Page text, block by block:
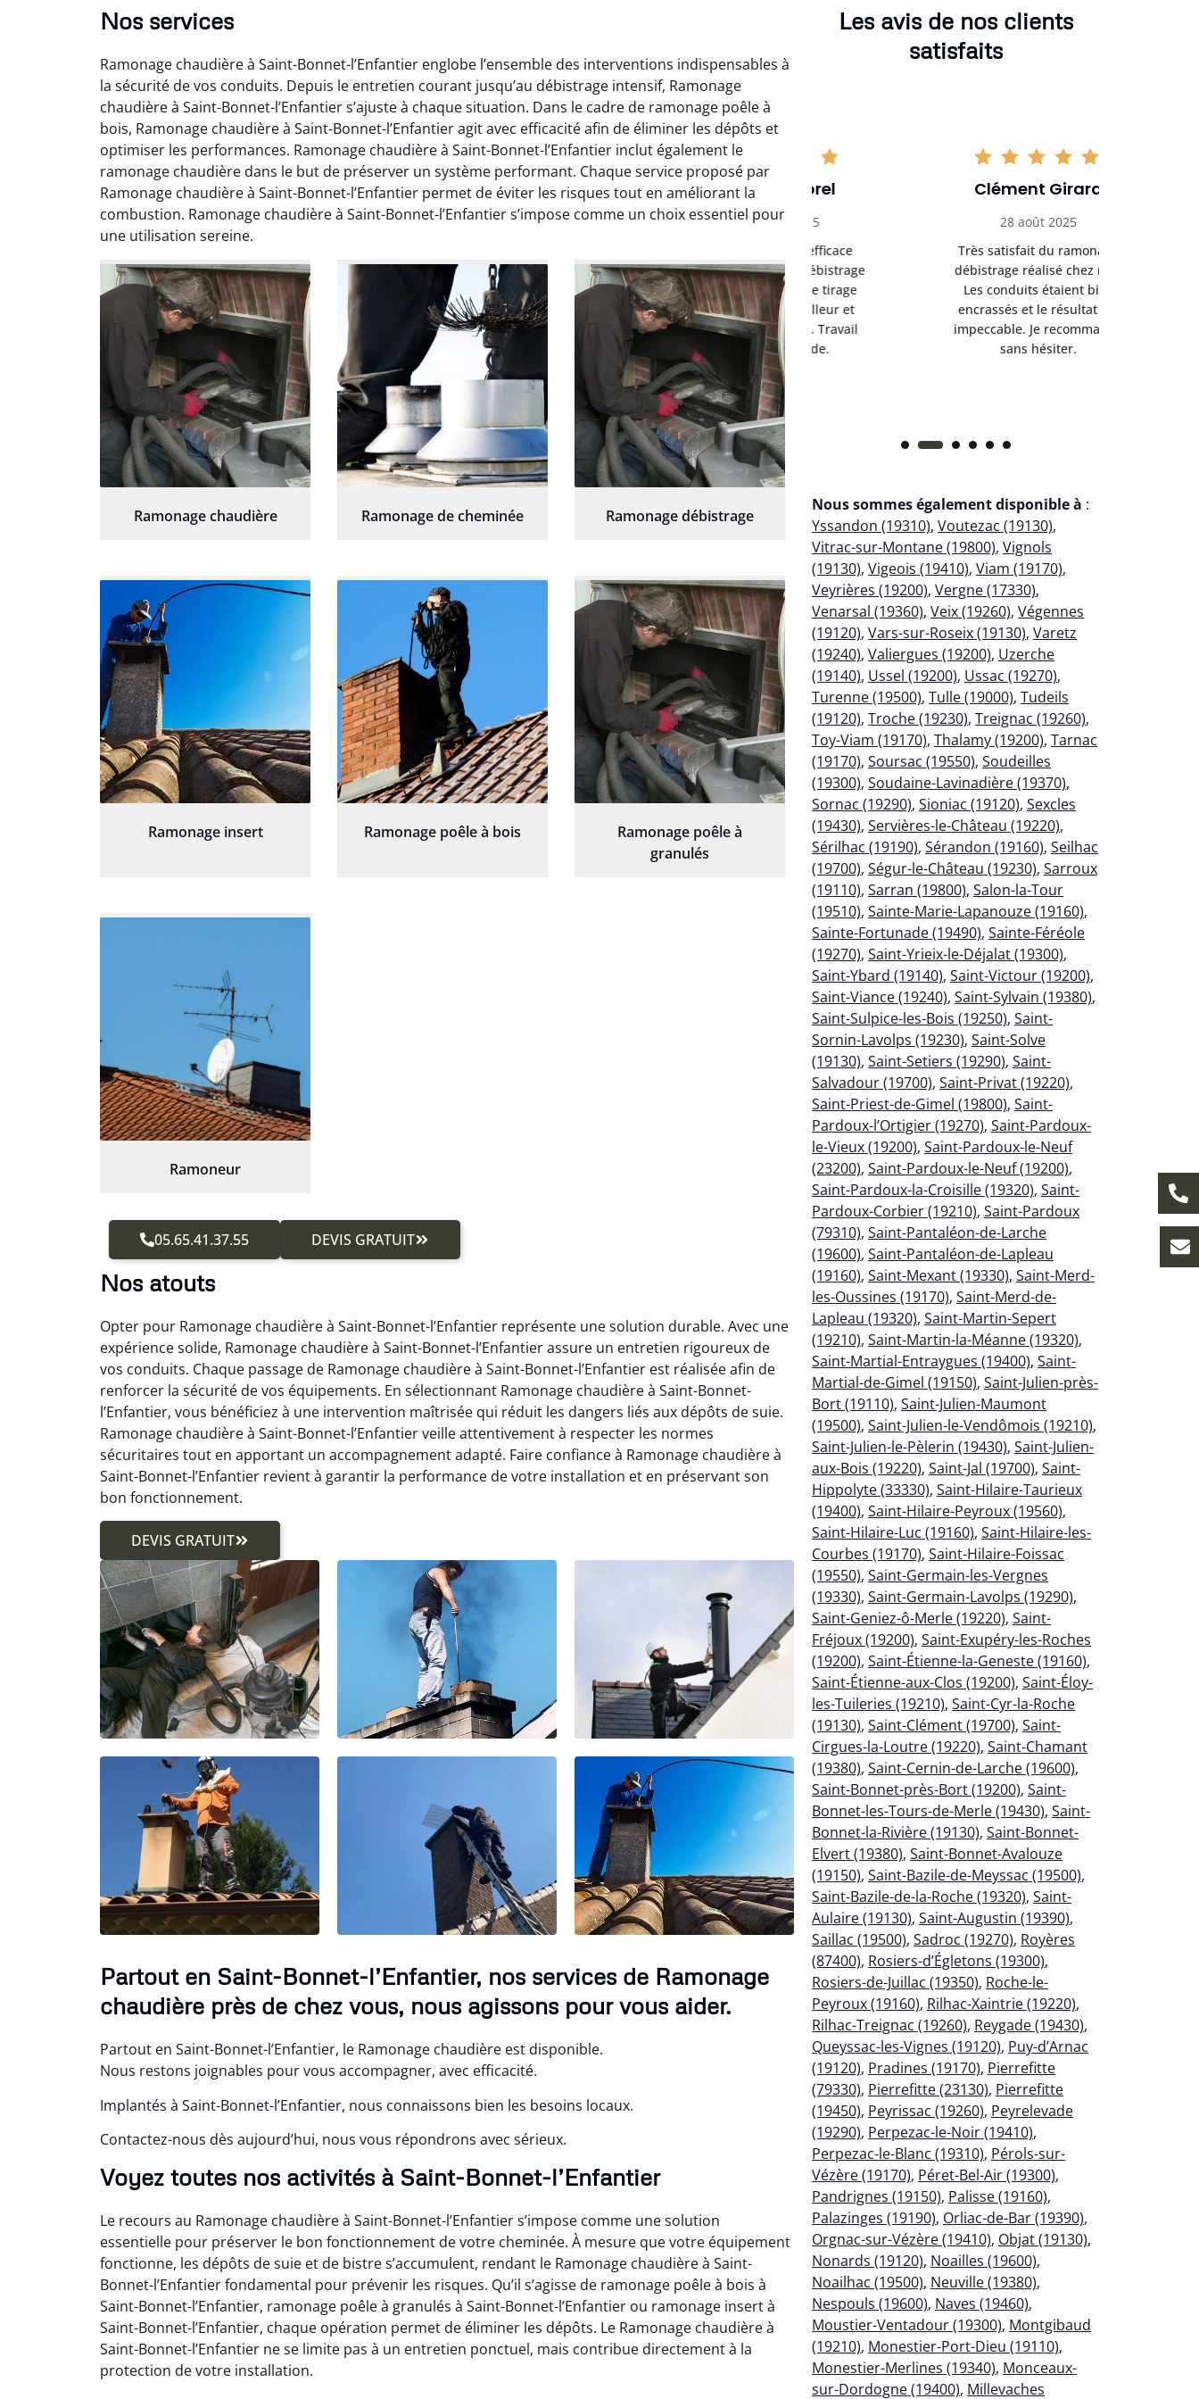
Nos services
Ramonage chaudière à Saint-Bonnet-l’Enfantier englobe l’ensemble des interventions indispensables à
la sécurité de vos conduits. Depuis le entretien courant jusqu’au débistrage intensif, Ramonage
chaudière à Saint-Bonnet-l’Enfantier s’ajuste à chaque situation. Dans le cadre de ramonage poêle à
bois, Ramonage chaudière à Saint-Bonnet-l’Enfantier agit avec efficacité afin de éliminer les dépôts et
optimiser les performances. Ramonage chaudière à Saint-Bonnet-l’Enfantier inclut également le
ramonage chaudière dans le but de préserver un système performant. Chaque service proposé par
Ramonage chaudière à Saint-Bonnet-l’Enfantier permet de éviter les risques tout en améliorant la
combustion. Ramonage chaudière à Saint-Bonnet-l’Enfantier s’impose comme un choix essentiel pour
une utilisation sereine.
Ramonage chaudière Ramonage de cheminée Ramonage débistrage
Ramonage insert Ramonage poêle à bois
Ramonage poêle à
granulés
Ramoneur
05.65.41.37.55 DEVIS GRATUIT
Nos atouts
Opter pour Ramonage chaudière à Saint-Bonnet-l’Enfantier représente une solution durable. Avec une
expérience solide, Ramonage chaudière à Saint-Bonnet-l’Enfantier assure un entretien rigoureux de
vos conduits. Chaque passage de Ramonage chaudière à Saint-Bonnet-l’Enfantier est réalisée afin de
renforcer la sécurité de vos équipements. En sélectionnant Ramonage chaudière à Saint-Bonnet-
l’Enfantier, vous bénéficiez à une intervention maîtrisée qui réduit les dangers liés aux dépôts de suie.
Ramonage chaudière à Saint-Bonnet-l’Enfantier veille attentivement à respecter les normes
sécuritaires tout en apportant un accompagnement adapté. Faire confiance à Ramonage chaudière à
Saint-Bonnet-l’Enfantier revient à garantir la performance de votre installation et en préservant son
bon fonctionnement.
DEVIS GRATUIT
Partout en Saint-Bonnet-l’Enfantier, nos services de Ramonage
chaudière près de chez vous, nous agissons pour vous aider.
Partout en Saint-Bonnet-l’Enfantier, le Ramonage chaudière est disponible.
Nous restons joignables pour vous accompagner, avec efficacité.
Implantés à Saint-Bonnet-l’Enfantier, nous connaissons bien les besoins locaux.
Contactez-nous dès aujourd’hui, nous vous répondrons avec sérieux.
Voyez toutes nos activités à Saint-Bonnet-l’Enfantier
Le recours au Ramonage chaudière à Saint-Bonnet-l’Enfantier s’impose comme une solution
essentielle pour préserver le bon fonctionnement de votre cheminée. À mesure que votre équipement
fonctionne, les dépôts de suie et de bistre s’accumulent, rendant le Ramonage chaudière à Saint-
Bonnet-l’Enfantier fondamental pour prévenir les risques. Qu’il s’agisse de ramonage poêle à bois à
Saint-Bonnet-l’Enfantier, ramonage poêle à granulés à Saint-Bonnet-l’Enfantier ou ramonage insert à
Saint-Bonnet-l’Enfantier, chaque opération permet de éliminer les dépôts. Le Ramonage chaudière à
Saint-Bonnet-l’Enfantier ne se limite pas à un entretien ponctuel, mais contribue directement à la
protection de votre installation.
Les avis de nos clients
satisfaits
Nicolas Perrin
22 janvier 2026
propre pour le ramonage
débistrage. On sent tout de
suite la différence au niveau
du tirage. Très satisfait.
Yannick Morel
12 juillet 2025
pour le ramonage débistrage
de ma cheminée. Le tirage
est nettement meilleur et
plus aucune odeur. Travail
propre et rapide.
Clément Girard
Très satisfait du ramonage
débistrage réalisé chez moi.
Les conduits étaient bien
encrassés et le résultat est
impeccable. Je recommande
Nous sommes également disponible à :
Yssandon (19310), Voutezac (19130),
Vitrac-sur-Montane (19800), Vignols
(19130), Vigeois (19410), Viam (19170),
Veyrières (19200), Vergne (17330),
Venarsal (19360), Veix (19260), Végennes
(19120), Vars-sur-Roseix (19130), Varetz
(19240), Valiergues (19200), Uzerche
(19140), Ussel (19200), Ussac (19270),
Turenne (19500), Tulle (19000), Tudeils
(19120), Troche (19230), Treignac (19260),
Toy-Viam (19170), Thalamy (19200), Tarnac
(19170), Soursac (19550), Soudeilles
(19300), Soudaine-Lavinadière (19370),
Sornac (19290), Sioniac (19120), Sexcles
(19430), Servières-le-Château (19220),
Sérilhac (19190), Sérandon (19160), Seilhac
(19700), Ségur-le-Château (19230), Sarroux
(19110), Sarran (19800), Salon-la-Tour
(19510), Sainte-Marie-Lapanouze (19160),
Sainte-Fortunade (19490), Sainte-Féréole
(19270), Saint-Yrieix-le-Déjalat (19300),
Saint-Ybard (19140), Saint-Victour (19200),
Saint-Viance (19240), Saint-Sylvain (19380),
Saint-Sulpice-les-Bois (19250), Saint-
Sornin-Lavolps (19230), Saint-Solve
(19130), Saint-Setiers (19290), Saint-
Salvadour (19700), Saint-Privat (19220),
Saint-Priest-de-Gimel (19800), Saint-
Pardoux-l’Ortigier (19270), Saint-Pardoux-
le-Vieux (19200), Saint-Pardoux-le-Neuf
(23200), Saint-Pardoux-le-Neuf (19200),
Saint-Pardoux-la-Croisille (19320), Saint-
Pardoux-Corbier (19210), Saint-Pardoux
(79310), Saint-Pantaléon-de-Larche
(19600), Saint-Pantaléon-de-Lapleau
(19160), Saint-Mexant (19330), Saint-Merd-
les-Oussines (19170), Saint-Merd-de-
Lapleau (19320), Saint-Martin-Sepert
(19210), Saint-Martin-la-Méanne (19320),
Saint-Martial-Entraygues (19400), Saint-
Martial-de-Gimel (19150), Saint-Julien-près-
Bort (19110), Saint-Julien-Maumont
(19500), Saint-Julien-le-Vendômois (19210),
Saint-Julien-le-Pèlerin (19430), Saint-Julien-
aux-Bois (19220), Saint-Jal (19700), Saint-
Hippolyte (33330), Saint-Hilaire-Taurieux
(19400), Saint-Hilaire-Peyroux (19560),
Saint-Hilaire-Luc (19160), Saint-Hilaire-les-
Courbes (19170), Saint-Hilaire-Foissac
(19550), Saint-Germain-les-Vergnes
(19330), Saint-Germain-Lavolps (19290),
Saint-Geniez-ô-Merle (19220), Saint-
Fréjoux (19200), Saint-Exupéry-les-Roches
(19200), Saint-Étienne-la-Geneste (19160),
Saint-Étienne-aux-Clos (19200), Saint-Éloy-
les-Tuileries (19210), Saint-Cyr-la-Roche
(19130), Saint-Clément (19700), Saint-
Cirgues-la-Loutre (19220), Saint-Chamant
(19380), Saint-Cernin-de-Larche (19600),
Saint-Bonnet-près-Bort (19200), Saint-
Bonnet-les-Tours-de-Merle (19430), Saint-
Bonnet-la-Rivière (19130), Saint-Bonnet-
Elvert (19380), Saint-Bonnet-Avalouze
(19150), Saint-Bazile-de-Meyssac (19500),
Saint-Bazile-de-la-Roche (19320), Saint-
Aulaire (19130), Saint-Augustin (19390),
Saillac (19500), Sadroc (19270), Royères
(87400), Rosiers-d’Égletons (19300),
Rosiers-de-Juillac (19350), Roche-le-
Peyroux (19160), Rilhac-Xaintrie (19220),
Rilhac-Treignac (19260), Reygade (19430),
Queyssac-les-Vignes (19120), Puy-d’Arnac
(19120), Pradines (19170), Pierrefitte
(79330), Pierrefitte (23130), Pierrefitte
(19450), Peyrissac (19260), Peyrelevade
(19290), Perpezac-le-Noir (19410),
Perpezac-le-Blanc (19310), Pérols-sur-
Vézère (19170), Péret-Bel-Air (19300),
Pandrignes (19150), Palisse (19160),
Palazinges (19190), Orliac-de-Bar (19390),
Orgnac-sur-Vézère (19410), Objat (19130),
Nonards (19120), Noailles (19600),
Noailhac (19500), Neuville (19380),
Nespouls (19600), Naves (19460),
Moustier-Ventadour (19300), Montgibaud
(19210), Monestier-Port-Dieu (19110),
Monestier-Merlines (19340), Monceaux-
sur-Dordogne (19400), Millevaches